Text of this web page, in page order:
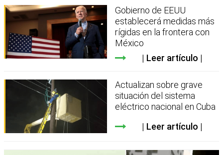
Gobierno de EEUU
establecerá medidas más
rígidas en la frontera con
México
Leer artículo
Actualizan sobre grave
situación del sistema
eléctrico nacional en Cuba
Leer artículo